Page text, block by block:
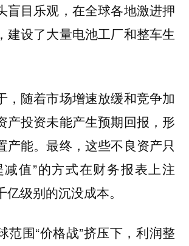
盲目乐观，在全球各地激进押
建设了大量电池工厂和整车生
，随着市场增速放缓和竞争加
产投资未能产生预期回报，形
产能。最终，这些不良资产只
减值”的方式在财务报表上注
级别的沉没成本。
范围“价格战”挤压下，利润整